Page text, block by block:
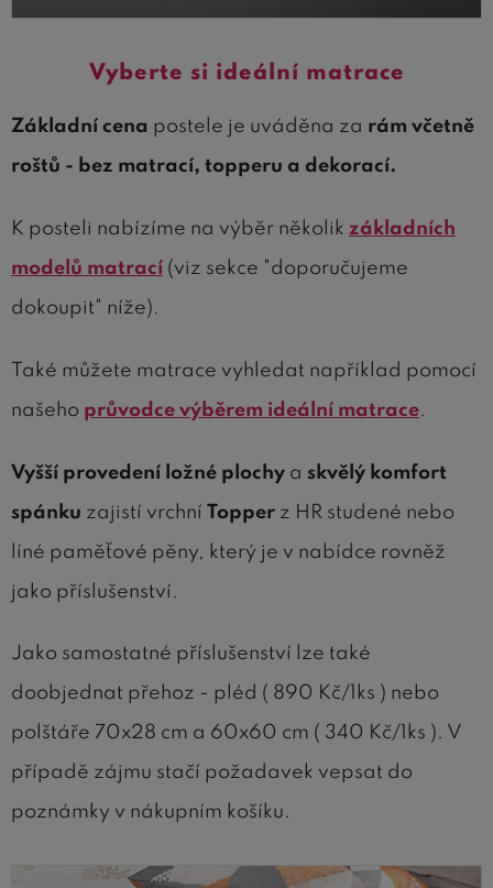
Vyberte si ideální matrace
Základní cena postele je uváděna za rám včetně
roštů - bez matrací, topperu a dekorací.
K posteli nabízíme na výběr několik základních
modelů matrací (viz sekce "doporučujeme
dokoupit" níže).
Také můžete matrace vyhledat například pomocí
našeho průvodce výběrem ideální matrace.
Vyšší provedení ložné plochy a skvělý komfort
spánku zajistí vrchní Topper z HR studené nebo
líné paměťové pěny, který je v nabídce rovněž
jako příslušenství.
Jako samostatné příslušenství lze také
doobjednat přehoz - pléd ( 890 Kč/1ks ) nebo
polštáře 70x28 cm a 60x60 cm ( 340 Kč/1ks ). V
případě zájmu stačí požadavek vepsat do
poznámky v nákupním košíku.